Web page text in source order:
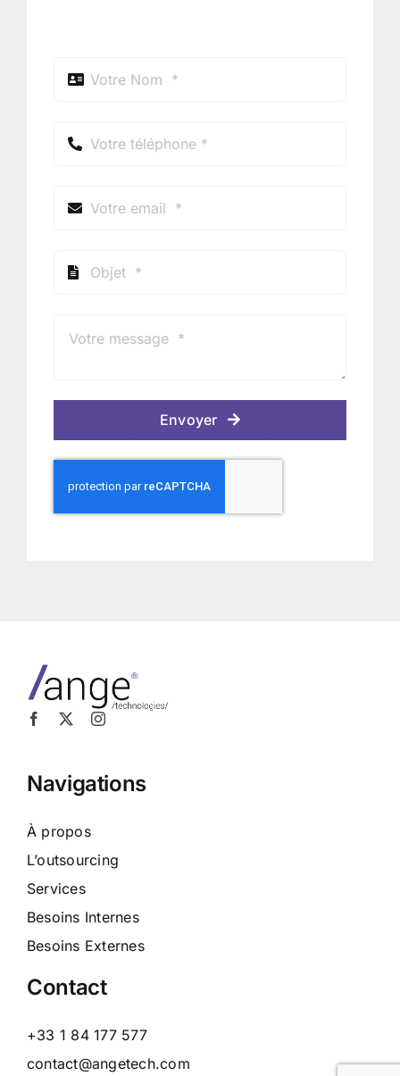
Envoyer
Navigations
À propos
L’outsourcing
Services
Besoins Internes
Besoins Externes
Contact
+33 1 84 177 577
contact@angetech.com